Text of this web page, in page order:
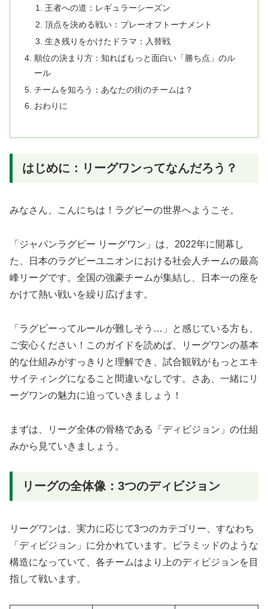
王者への道：レギュラーシーズン
頂点を決める戦い：プレーオフトーナメント
生き残りをかけたドラマ：入替戦
順位の決まり方：知ればもっと面白い「勝ち点」のル
ール
チームを知ろう：あなたの街のチームは？
おわりに
はじめに：リーグワンってなんだろう？
みなさん、こんにちは！ラグビーの世界へようこそ。
「ジャパンラグビー リーグワン」は、2022年に開幕し
た、日本のラグビーユニオンにおける社会人チームの最高
峰リーグです。全国の強豪チームが集結し、日本一の座を
かけて熱い戦いを繰り広げます。
「ラグビーってルールが難しそう…」と感じている方も、
ご安心ください！このガイドを読めば、リーグワンの基本
的な仕組みがすっきりと理解でき、試合観戦がもっとエキ
サイティングになること間違いなしです。さあ、一緒にリ
ーグワンの魅力に迫っていきましょう！
まずは、リーグ全体の骨格である「ディビジョン」の仕組
みから見ていきましょう。
リーグの全体像：3つのディビジョン
リーグワンは、実力に応じて3つのカテゴリー、すなわち
「ディビジョン」に分かれています。ピラミッドのような
構造になっていて、各チームはより上のディビジョンを目
指して戦います。